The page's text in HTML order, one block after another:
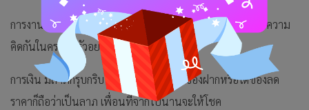
การงาน จะเกิดไอเดียหัวคิดดีและทำได้ด้วย อาจจะมีการระดมความ
คิดกันในครอบครัวอยากจะทำอะไรร่วมกัน
การเงิน มีลาภกรุบกริบ ได้กินของอร่อย ได้ของฝากหรือได้ของลด
ราคาก็ถือว่าเป็นลาภ เพื่อนที่จากไปนานจะให้โชค